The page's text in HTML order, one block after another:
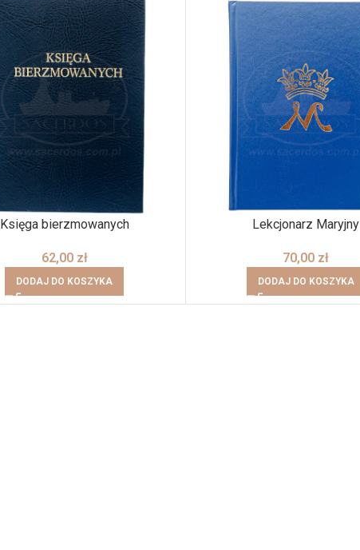
Księga bierzmowanych
62,00 zł
DODAJ DO KOSZYKA
Lekcjonarz Maryjny
70,00 zł
DODAJ DO KOSZYKA